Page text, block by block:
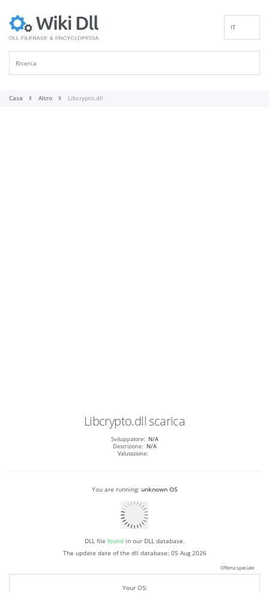
IT
Casa Altro Libcrypto.dll
Libcrypto.dll scarica
Sviluppatore: N/A
Descrizione: N/A
Valutazione:
You are running: unknown OS
DLL file foundin our DLL database.
The update date of the dll database: 05 Aug 2026
Offerta speciale
Your OS: